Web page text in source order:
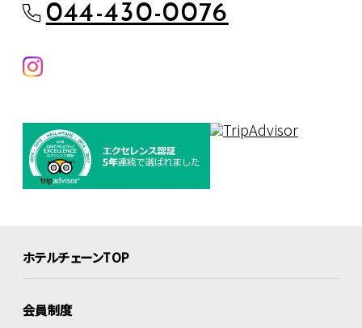
044-430-0076
ホテルチェーンTOP
会員制度